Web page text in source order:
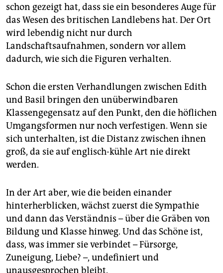
schon gezeigt hat, dass sie ein besonderes Auge für
das Wesen des britischen Landlebens hat. Der Ort
wird lebendig nicht nur durch
Landschaftsaufnahmen, sondern vor allem
dadurch, wie sich die Figuren verhalten.
Schon die ersten Verhandlungen zwischen Edith
und Basil bringen den unüberwindbaren
Klassengegensatz auf den Punkt, den die höflichen
Umgangsformen nur noch verfestigen. Wenn sie
sich unterhalten, ist die Distanz zwischen ihnen
groß, da sie auf englisch-kühle Art nie direkt
werden.
In der Art aber, wie die beiden einander
hinterherblicken, wächst zuerst die Sympathie
und dann das Verständnis – über die Gräben von
Bildung und Klasse hinweg. Und das Schöne ist,
dass, was immer sie verbindet – Fürsorge,
Zuneigung, Liebe? –, undefiniert und
unausgesprochen bleibt.